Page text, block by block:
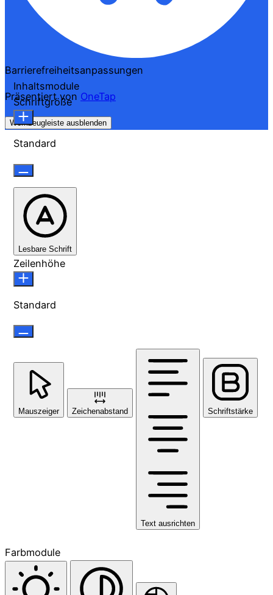
Barrierefreiheitsanpassungen
Präsentiert von OneTap
Werkzeugleiste ausblenden
Inhaltsmodule
Schriftgröße
Standard
Lesbare Schrift
Zeilenhöhe
Standard
Mauszeiger Zeichenabstand
Text ausrichten
Schriftstärke
Farbmodule